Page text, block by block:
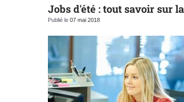
Jobs d'été : tout savoir sur
Publié le 07 mai 2018